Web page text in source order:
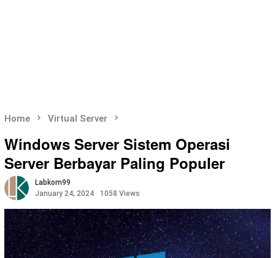
Home Virtual Server
Windows Server Sistem Operasi
Server Berbayar Paling Populer
Labkom99
January 24, 2024
1058 Views